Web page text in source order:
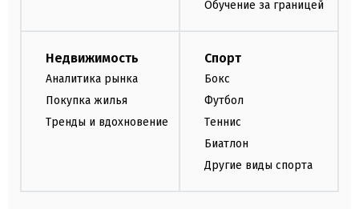
Обучение за границей
Недвижимость
Аналитика рынка
Покупка жилья
Тренды и вдохновение
Спорт
Бокс
Футбол
Теннис
Биатлон
Другие виды спорта